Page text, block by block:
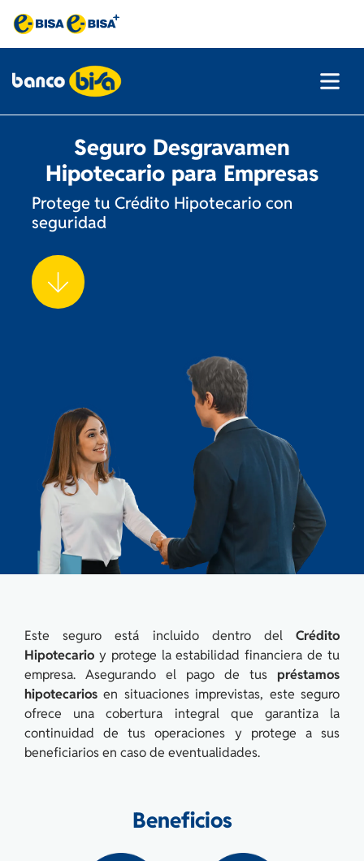
Seguro Desgravamen
Hipotecario para Empresas
Protege tu Crédito Hipotecario con
seguridad
Este seguro está incluido dentro del Crédito
Hipotecario y protege la estabilidad financiera de tu
empresa. Asegurando el pago de tus préstamos
hipotecarios en situaciones imprevistas, este seguro
ofrece una cobertura integral que garantiza la
continuidad de tus operaciones y protege a sus
beneficiarios en caso de eventualidades.
Beneficios